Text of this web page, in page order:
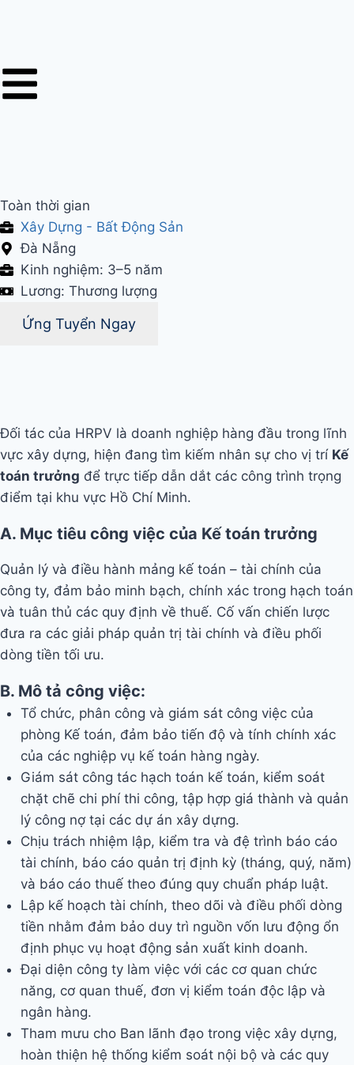
Toàn thời gian
Xây Dựng - Bất Động Sản
Đà Nẵng
Kinh nghiệm: 3–5 năm
Lương: Thương lượng
Ứng Tuyển Ngay
Đối tác của HRPV là doanh nghiệp hàng đầu trong lĩnh
vực xây dựng, hiện đang tìm kiếm nhân sự cho vị trí Kế
toán trưởng để trực tiếp dẫn dắt các công trình trọng
điểm tại khu vực Hồ Chí Minh.
A. Mục tiêu công việc của Kế toán trưởng
Quản lý và điều hành mảng kế toán – tài chính của
công ty, đảm bảo minh bạch, chính xác trong hạch toán
và tuân thủ các quy định về thuế. Cố vấn chiến lược
đưa ra các giải pháp quản trị tài chính và điều phối
dòng tiền tối ưu.
B. Mô tả công việc:
Tổ chức, phân công và giám sát công việc của
phòng Kế toán, đảm bảo tiến độ và tính chính xác
của các nghiệp vụ kế toán hàng ngày.
Giám sát công tác hạch toán kế toán, kiểm soát
chặt chẽ chi phí thi công, tập hợp giá thành và quản
lý công nợ tại các dự án xây dựng.
Chịu trách nhiệm lập, kiểm tra và đệ trình báo cáo
tài chính, báo cáo quản trị định kỳ (tháng, quý, năm)
và báo cáo thuế theo đúng quy chuẩn pháp luật.
Lập kế hoạch tài chính, theo dõi và điều phối dòng
tiền nhằm đảm bảo duy trì nguồn vốn lưu động ổn
định phục vụ hoạt động sản xuất kinh doanh.
Đại diện công ty làm việc với các cơ quan chức
năng, cơ quan thuế, đơn vị kiểm toán độc lập và
ngân hàng.
Tham mưu cho Ban lãnh đạo trong việc xây dựng,
hoàn thiện hệ thống kiểm soát nội bộ và các quy